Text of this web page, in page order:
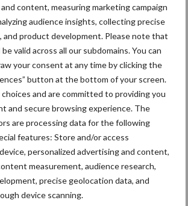
content, measuring marketing campaign
audience insights, collecting precise
and product development. Please note that
valid across all our subdomains. You can
your consent at any time by clicking the
button at the bottom of your screen.
and are committed to providing you
and secure browsing experience. The
are processing data for the following
features: Store and/or access
personalized advertising and content,
measurement, audience research,
precise geolocation data, and
device scanning.
ForFarmers ziet volume en
marktaandeel groeien in
krimpende Nederlandse
markt
Bemesting Fokkerij